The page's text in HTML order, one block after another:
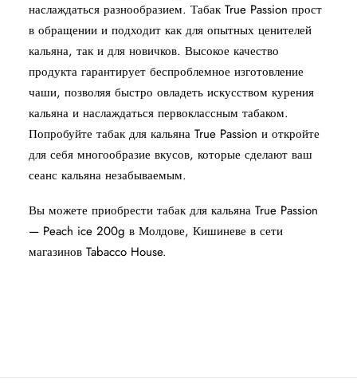
наслаждаться разнообразием. Табак True Passion прост
в обращении и подходит как для опытных ценителей
кальяна, так и для новичков. Высокое качество
продукта гарантирует беспроблемное изготовление
чаши, позволяя быстро овладеть искусством курения
кальяна и наслаждаться первоклассным табаком.
Попробуйте табак для кальяна True Passion и откройте
для себя многообразие вкусов, которые сделают ваш
сеанс кальяна незабываемым.
Вы можете приобрести табак для кальяна True Passion
— Peach ice 200g в Молдове, Кишиневе в сети
магазинов Tabacco House.